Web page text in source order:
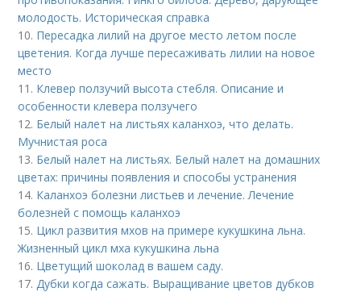
молодость. Историческая справка
10. Пересадка лилий на другое место летом после
цветения. Когда лучше пересаживать лилии на новое
место
11. Клевер ползучий высота стебля. Описание и
особенности клевера ползучего
12. Белый налет на листьях каланхоэ, что делать.
Мучнистая роса
13. Белый налет на листьях. Белый налет на домашних
цветах: причины появления и способы устранения
14. Каланхоэ болезни листьев и лечение. Лечение
болезней с помощь каланхоэ
15. Цикл развития мхов на примере кукушкина льна.
Жизненный цикл мха кукушкина льна
16. Цветущий шоколад в вашем саду.
17. Дубки когда сажать. Выращивание цветов дубков